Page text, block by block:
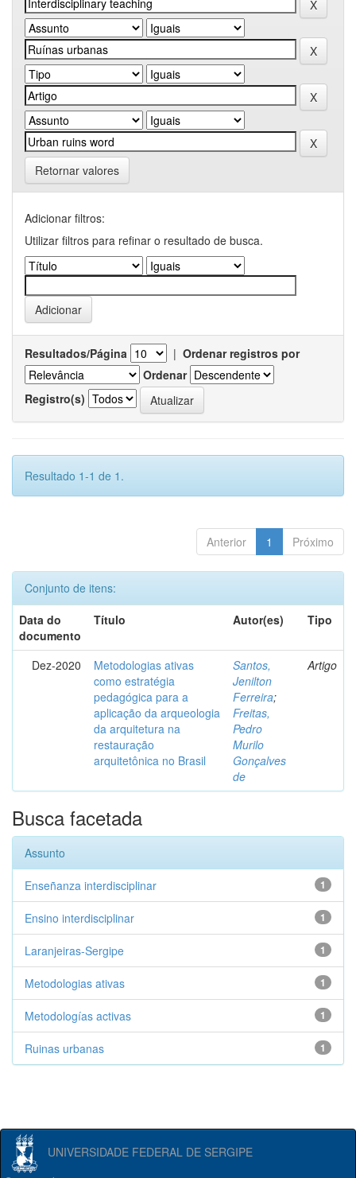
Retornar valores
Adicionar filtros:
Utilizar filtros para refinar o resultado de busca.
Resultados/Página | Ordenar registros por
Ordenar
Registro(s)
Resultado 1-1 de 1.
Anterior 1 Próximo
Conjunto de itens:
Data do
documento
Título Autor(es) Tipo
Dez-2020
Metodologias ativas
como estratégia
pedagógica para a
aplicação da arqueologia
da arquitetura na
restauração
arquitetônica no Brasil
Santos,
Jenilton
Ferreira;
Freitas,
Pedro
Murilo
Gonçalves
de
Artigo
Busca facetada
Assunto
1
Enseñanza interdisciplinar
1
Ensino interdisciplinar
1
Laranjeiras-Sergipe
1
Metodologias ativas
1
Metodologías activas
1
Ruinas urbanas
UNIVERSIDADE FEDERAL DE SERGIPE